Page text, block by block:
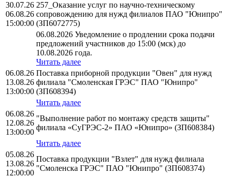
30.07.26
06.08.26
15:00:00
257_Оказание услуг по научно-техническому
сопровождению для нужд филиалов ПАО "Юнипро"
(ЗП6072775)
06.08.2026 Уведомление о продлении срока подачи
предложений участников до 15:00 (мск) до
10.08.2026 года.
Читать далее
06.08.26
13.08.26
13:00:00
Поставка приборной продукции "Овен" для нужд
филиала "Смоленская ГРЭС" ПАО "Юнипро"
(ЗП608394)
Читать далее
06.08.26
12.08.26
13:00:00
"Выполнение работ по монтажу средств защиты"
филиала «СуГРЭС-2» ПАО «Юнипро» (ЗП608384)
Читать далее
05.08.26
13.08.26
12:00:00
Поставка продукции "Взлет" для нужд филиала
"Смоленска ГРЭС" ПАО "Юнипро" (ЗП608374)